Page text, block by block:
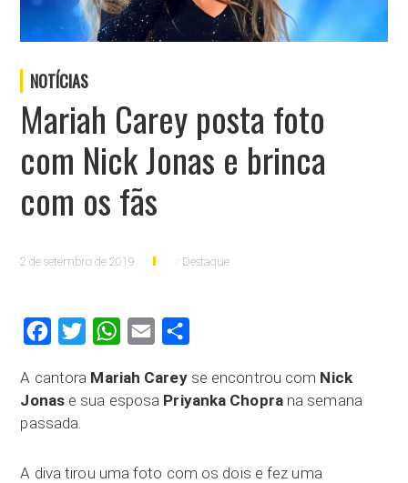
NOTÍCIAS
Mariah Carey posta foto
com Nick Jonas e brinca
com os fãs
2 de setembro de 2019 Destaque
FacebookTwitter WhatsApp
Email
A cantora Mariah Careyse encontrou com Nick
Jonase sua esposa Priyanka Choprana semana
passada.
A diva tirou uma foto com os dois e fez uma